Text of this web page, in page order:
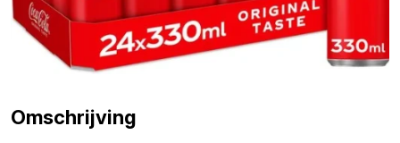
Omschrijving